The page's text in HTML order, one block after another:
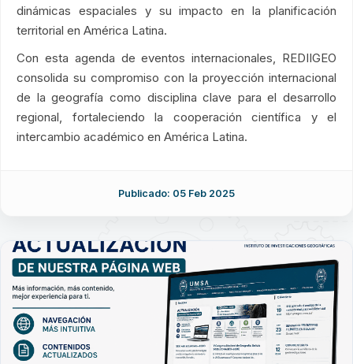
dinámicas espaciales y su impacto en la planificación
territorial en América Latina.
Con esta agenda de eventos internacionales, REDIIGEO
consolida su compromiso con la proyección internacional
de la geografía como disciplina clave para el desarrollo
regional, fortaleciendo la cooperación científica y el
intercambio académico en América Latina.
Publicado: 05 Feb 2025